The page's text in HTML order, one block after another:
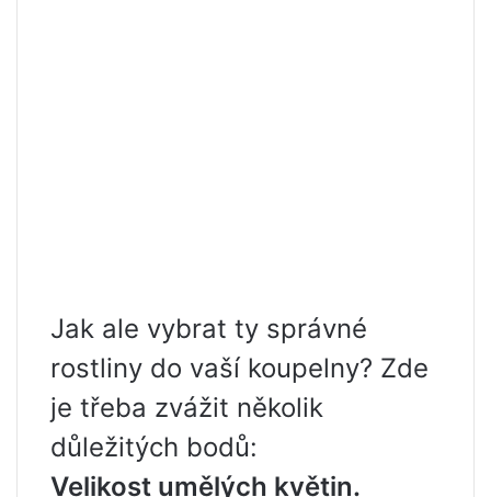
Jak ale vybrat ty správné
rostliny do vaší koupelny? Zde
je třeba zvážit několik
důležitých bodů:
Velikost umělých květin.